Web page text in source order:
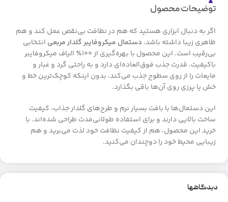
توضیحات محصول
اگر به دنبال ابزاری هستید که هم در نظافت بی‌نقص عمل کند و هم
ظاهری زیبا داشته باشد، دستمال میکروفایبر گلدار مربعی انتخابی
بی‌رقیب است. این محصول با بهره‌گیری از ۱۰۰٪ الیاف میکروفایبر
باکیفیت، قدرت جذب فوق‌العاده‌ای دارد و به راحتی گرد و غبار و
مایعات را از روی سطوح جذب می‌کند، بدون اینکه کوچک‌ترین خط و
خش یا پرزی روی آن‌ها باقی بگذارد.
این دستمال‌ها با بافت بسیار نرم و طرح‌های گلدار جذاب، کیفیت
ساخت بالایی دارند و برای استفاده طولانی‌مدت طراحی شده‌اند. با
خرید این محصول، هم از کیفیت نظافت خود لذت می‌برید و هم
زیبایی محیط خود را دوچندان می‌کنید.
دیدگاهها